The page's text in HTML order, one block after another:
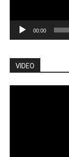
00:00
VIDEO